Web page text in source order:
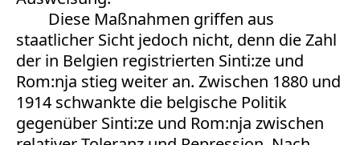
Diese Maßnahmen griffen aus
staatlicher Sicht jedoch nicht, denn die Zahl
der in Belgien registrierten Sinti:ze und
Rom:nja stieg weiter an. Zwischen 1880 und
1914 schwankte die belgische Politik
gegenüber Sinti:ze und Rom:nja zwischen